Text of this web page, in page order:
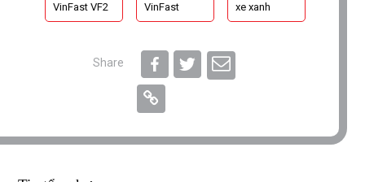
VinFast VF2 VinFast xe xanh
Share